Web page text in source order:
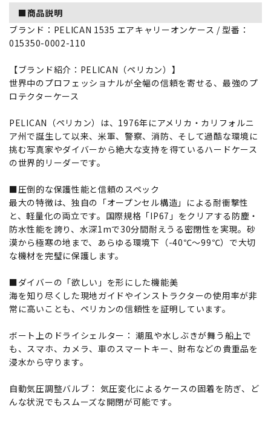
■商品説明
ブランド：PELICAN 1535 エアキャリーオンケース / 型番：
015350-0002-110
【ブランド紹介：PELICAN（ペリカン）】
世界中のプロフェッショナルが全幅の信頼を寄せる、最強のプ
ロテクターケース
PELICAN（ペリカン）は、1976年にアメリカ・カリフォルニ
ア州で誕生して以来、米軍、警察、消防、そして過酷な環境に
挑む写真家やダイバーから絶大な支持を得ているハードケース
の世界的リーダーです。
■圧倒的な保護性能と信頼のスペック
最大の特徴は、独自の「オープンセル構造」による耐衝撃性
と、軽量化の両立です。国際規格「IP67」をクリアする防塵・
防水性能を誇り、水深1mで30分間耐えうる密閉性を実現。砂
漠から極寒の地まで、あらゆる環境下（-40℃～99℃）で大切
な機材を完璧に保護します。
■ダイバーの「欲しい」を形にした機能美
海を知り尽くした現地ガイドやインストラクターの使用率が非
常に高いことも、ペリカンの信頼性を証明しています。
ボート上のドライシェルター： 潮風や水しぶきが舞う船上で
も、スマホ、カメラ、車のスマートキー、財布などの貴重品を
浸水から守ります。
自動気圧調整バルブ： 気圧変化によるケースの固着を防ぎ、ど
んな状況でもスムーズな開閉が可能です。